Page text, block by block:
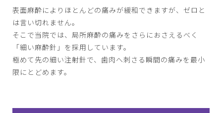
表面麻酔によりほとんどの痛みが緩和できますが、ゼロと
は言い切れません。
そこで当院では、局所麻酔の痛みをさらにおさえるべく
「細い麻酔針」を採用しています。
極めて先の細い注射針で、歯肉へ刺さる瞬間の痛みを最小
限にとどめます。